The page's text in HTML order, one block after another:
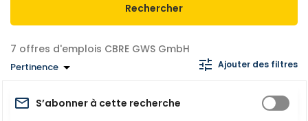
Rechercher
offres d'emplois CBRE GWS GmbH
Pertinence Ajouter des filtres
S’abonner à cette recherche